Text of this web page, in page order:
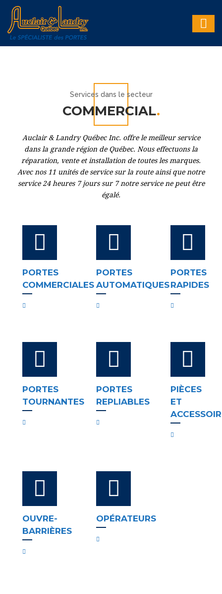
Services dans le secteur
COMMERCIAL.
Auclair & Landry Québec Inc. offre le meilleur service
dans la grande région de Québec. Nous effectuons la
réparation, vente et installation de toutes les marques.
Avec nos 11 unités de service sur la route ainsi que notre
service 24 heures 7 jours sur 7 notre service ne peut être
égalé.
PORTES
COMMERCIALES
PORTES
AUTOMATIQUES
PORTES
RAPIDES
PORTES
TOURNANTES
PORTES
REPLIABLES
PIÈCES
ET
OUVRE-
BARRIÈRES
OPÉRATEURS